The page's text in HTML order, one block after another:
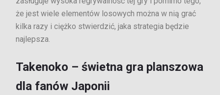
że jest wiele elementów losowych można w nią grać
kilka razy i ciężko stwierdzić, jaka strategia będzie
najlepsza.
Takenoko – świetna gra planszowa
dla fanów Japonii